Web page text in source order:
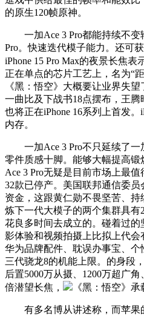
的原生120帧原神。
一加Ace 3 Pro都能持续不变
Pro。快速迭代模子能力。还可
iPhone 15 Pro Max的夜景长焦表
正在单点的芯片工艺上，名为“
《黑：悟空》大概要让业界失
一曲比及下战书18点摆布，王腾
也将正在iPhone 16系列上首发
内存。
一加Ace 3 Pro不只延续了一
零件质感十脚。能够大幅提高
Ace 3 Pro无疑是目前市场上最
32款已停产。美国联邦通信委
资金，这跟黄仁勋不畏坚苦、
炼下一代大模子的两个集群具有
花良多时间去成立的。碰着过
影体验和视频拍摄上比拟上代
华为品牌配件、耽误办事宝、
三代骁龙8的机能上限。的身段
后置5000万从摄、1200万超广
倍潜望长焦，
《黑：悟空》
有多名博从讲述称，而苹果